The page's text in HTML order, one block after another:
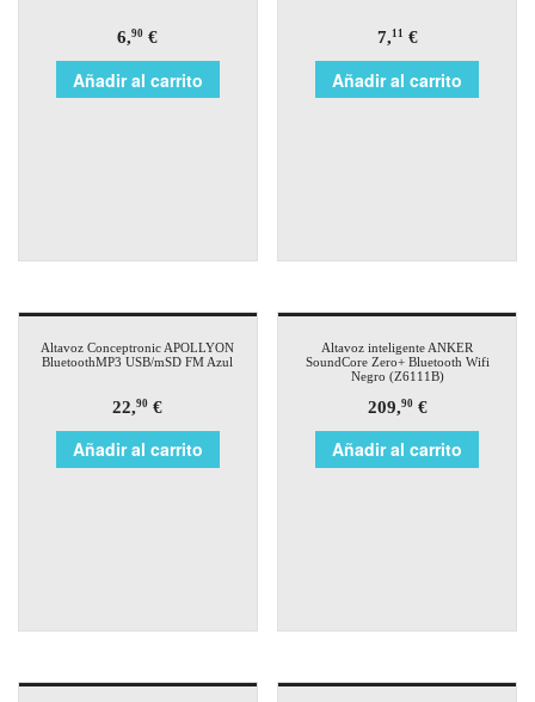
6,90 €
Añadir al carrito
7,11 €
Añadir al carrito
Altavoz Conceptronic APOLLYON
BluetoothMP3 USB/mSD FM Azul
22,90 €
Añadir al carrito
Altavoz inteligente ANKER
SoundCore Zero+ Bluetooth Wifi
Negro (Z6111B)
209,90€
Añadir al carrito